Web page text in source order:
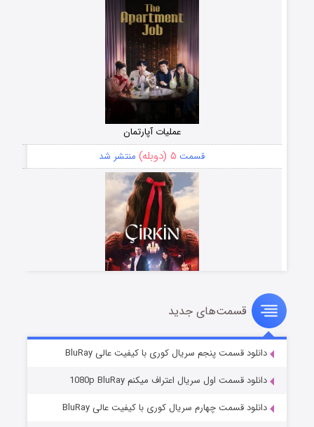
عملیات آپارتمان
قسمت ۵ (دوبله) منتشر شد
سریال زشت
قسمت۲ (زیرنویس) منتشر شد
قسمت‌های جدید
دانلود قسمت پنجم سریال کوری با کیفیت عالی BluRay
دانلود قسمت اول سریال اعتراف میکنم 1080p BluRay
دانلود قسمت چهارم سریال کوری با کیفیت عالی BluRay